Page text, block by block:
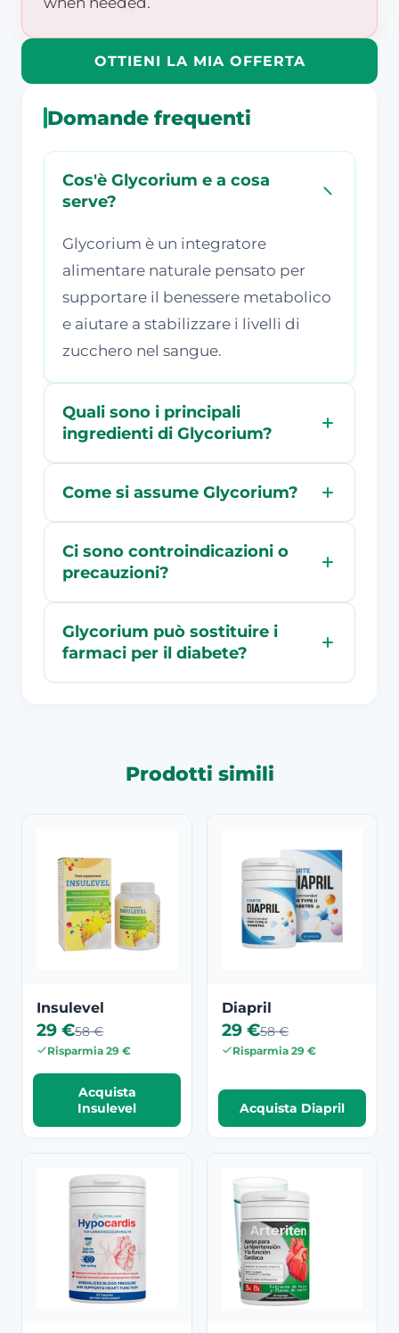
OTTIENI LA MIA OFFERTA
Domande frequenti
Cos'è Glycorium e a cosa
serve?
Glycorium è un integratore
alimentare naturale pensato per
supportare il benessere metabolico
e aiutare a stabilizzare i livelli di
zucchero nel sangue.
Quali sono i principali
ingredienti di Glycorium?
Come si assume Glycorium?
Ci sono controindicazioni o
precauzioni?
Glycorium può sostituire i
farmaci per il diabete?
Prodotti simili
Insulevel
29 €58 €
Risparmia 29 €
Acquista
Insulevel
Diapril
29 €58 €
Risparmia 29 €
Acquista Diapril